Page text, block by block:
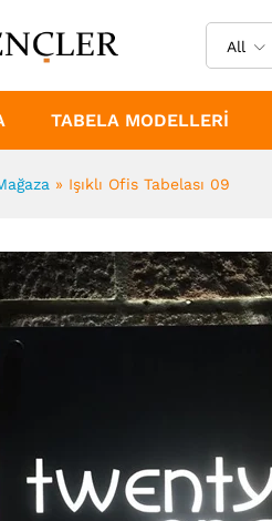
All
TABELA MODELLERI
» Işıklı Ofis Tabelası 09